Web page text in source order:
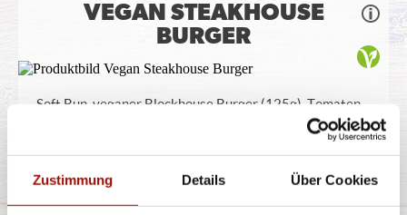
Zustimmung Details Über Cookies
VEGAN STEAKHOUSE
BURGER
Soft Bun, veganer Blockhouse Burger (125g), Tomaten,
einfach doppelt